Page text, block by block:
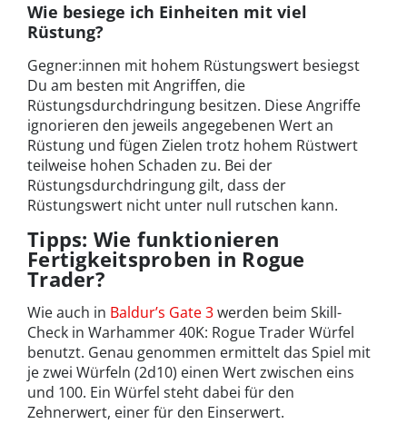
Wie besiege ich Einheiten mit viel
Rüstung?
Gegner:innen mit hohem Rüstungswert besiegst
Du am besten mit Angriffen, die
Rüstungsdurchdringung besitzen. Diese Angriffe
ignorieren den jeweils angegebenen Wert an
Rüstung und fügen Zielen trotz hohem Rüstwert
teilweise hohen Schaden zu. Bei der
Rüstungsdurchdringung gilt, dass der
Rüstungswert nicht unter null rutschen kann.
Tipps: Wie funktionieren
Fertigkeitsproben in Rogue
Trader?
Wie auch in Baldur’s Gate 3werden beim Skill-
Check in Warhammer 40K: Rogue Trader Würfel
benutzt. Genau genommen ermittelt das Spiel mit
je zwei Würfeln (2d10) einen Wert zwischen eins
und 100. Ein Würfel steht dabei für den
Zehnerwert, einer für den Einserwert.